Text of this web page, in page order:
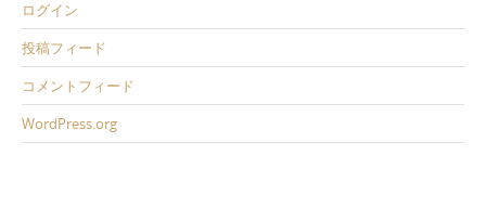
ログイン
投稿フィード
コメントフィード
WordPress.org